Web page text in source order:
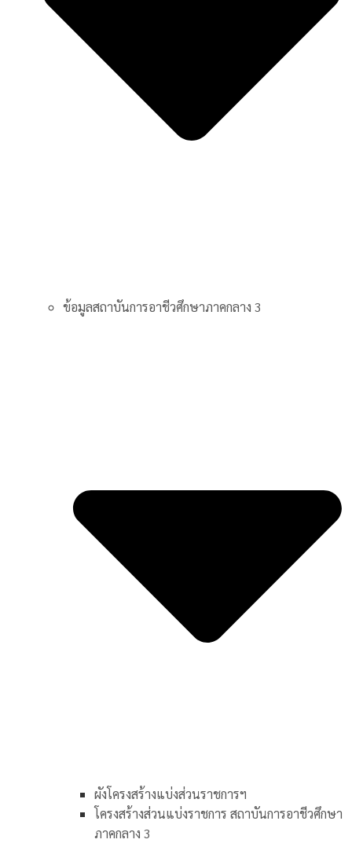
ข้อมูลสถาบันการอาชีวศึกษาภาคกลาง 3
ผังโครงสร้างแบ่งส่วนราชการฯ
โครงสร้างส่วนแบ่งราชการ สถาบันการอาชีวศึกษา
ภาคกลาง 3